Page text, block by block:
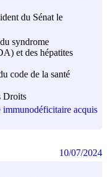
du Sénat le
syndrome
et des hépatites
code de la santé
Droits
acquis
10/07/2024